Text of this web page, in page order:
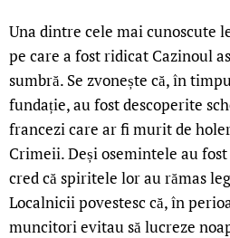
Una dintre cele mai cunoscute
pe care a fost ridicat Cazinoul
sumbră. Se zvonește că, în
fundație, au fost descoperite
francezi care ar fi murit de
Crimeii. Deși osemintele au
cred că spiritele lor au rămas
Localnicii povestesc că, în
muncitori evitau să lucreze